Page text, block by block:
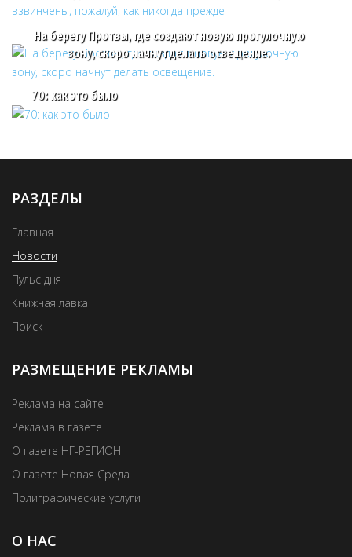
На берегу Протвы, где создают новую прогулочную
зону, скоро начнут делать освещение.
70: как это было
РАЗДЕЛЫ
Главная
Новости
Пульс дня
Книжная лавка
Поиск
РАЗМЕЩЕНИЕ РЕКЛАМЫ
Реклама на сайте
Реклама в газете
О газете НГ-РЕГИОН
О газете Новая Среда
Полиграфические услуги
О НАС